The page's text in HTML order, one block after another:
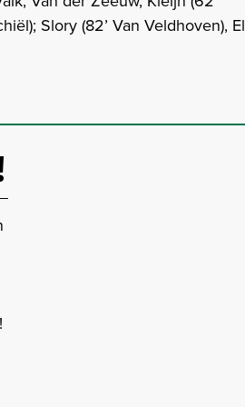
Slory (82’ Van Veldhoven), El